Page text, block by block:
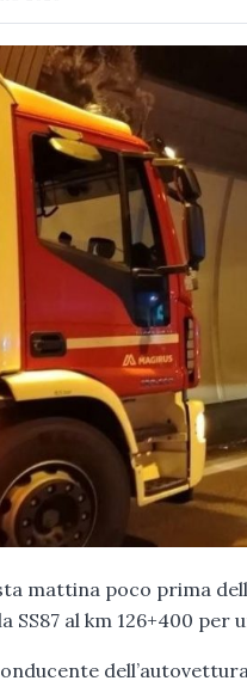
mattina poco prima
SS87 al km 126+400